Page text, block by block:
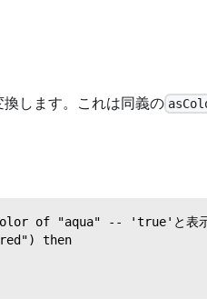
します。これは同義の
of "aqua" -- 'true'と表示
then